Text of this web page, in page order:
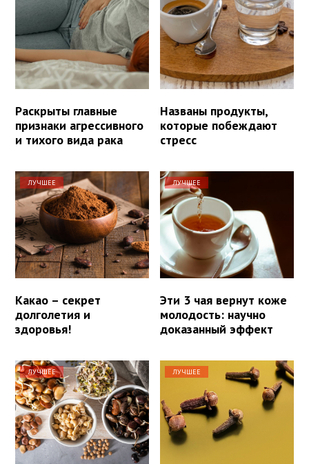
Раскрыты главные
признаки агрессивного
и тихого вида рака
Названы продукты,
которые побеждают
стресс
ЛУЧШЕЕ
Какао – секрет
долголетия и
здоровья!
ЛУЧШЕЕ
Эти 3 чая вернут коже
молодость: научно
доказанный эффект
ЛУЧШЕЕ ЛУЧШЕЕ